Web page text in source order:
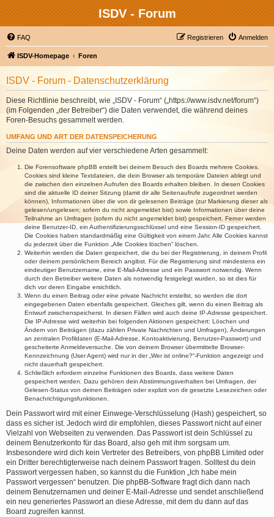
ISDV - Forum
FAQ Anmelden
Registrieren
ISDV-Homepage Foren
ISDV - Forum - Datenschutzerklärung
Diese Richtlinie beschreibt, wie „ISDV - Forum“ („https://www.isdv.net/forum“)
(im Folgenden „der Betreiber“) die Daten verwendet, die während deines
Foren-Besuchs gesammelt werden.
UMFANG UND ART DER DATENSPEICHERUNG
Deine Daten werden auf vier verschiedene Arten gesammelt:
Die Forensoftware phpBB erstellt bei deinem Besuch des Boards mehrere Cookies.
Cookies sind kleine Textdateien, die dein Browser als temporäre Dateien ablegt und
die zwischen den einzelnen Aufrufen des Boards erhalten bleiben. In diesen Cookies
sind die aktuelle ID deiner Sitzung (damit dir alle Seitenaufrufe zugeordnet werden
können), Informationen über die von dir gelesenen Beiträge (zur Markierung dieser als
gelesen/ungelesen; sofern du nicht angemeldet bist) sowie Informationen über deine
Teilnahme an Umfragen (sofern du nicht angemeldet bist) gespeichert. Ferner werden
deine Benutzer-ID, ein Authentifizierungsschlüssel und eine Session-ID gespeichert.
Die Cookies haben standardmäßig eine Gültigkeit von einem Jahr. Alle Cookies kannst
du jederzeit über die Funktion „Alle Cookies löschen“ löschen.
Weiterhin werden die Daten gespeichert, die du bei der Registrierung, in deinem Profil
oder deinem persönlichem Bereich angibst. Für die Registrierung sind mindestens ein
eindeutiger Benutzername, eine E-Mail-Adresse und ein Passwort notwendig. Wenn
durch den Betreiber weitere Daten als notwendig festgelegt wurden, so ist dies für
dich vor deren Eingabe ersichtlich.
Wenn du einen Beitrag oder eine private Nachricht erstellst, so werden die dort
eingegebenen Daten ebenfalls gespeichert. Gleiches gilt, wenn du einen Beitrag als
Entwurf zwischenspeicherst. In diesen Fällen wird auch deine IP-Adresse gespeichert.
Die IP-Adresse wird weiterhin bei folgenden Aktionen gespeichert: Löschen und
Ändern von Beiträgen (dazu zählen Private Nachrichten und Umfragen), Änderungen
an zentralen Profildaten (E-Mail-Adresse, Kontoaktivierung, Benutzer-Passwort) und
gescheiterte Anmeldeversuche. Die von deinem Browser übermittelte Browser-
Kennzeichnung (User Agent) wird nur in der „Wer ist online?“-Funktion angezeigt und
nicht dauerhaft gespeichert.
Schließlich erfordern einzelne Funktionen des Boards, dass weitere Daten
gespeichert werden. Dazu gehören dein Abstimmungsverhalten bei Umfragen, der
Gelesen-Status von deinen Beiträgen oder explizit von dir gesetzte Lesezeichen oder
Benachrichtigungsfunktionen.
Dein Passwort wird mit einer Einwege-Verschlüsselung (Hash) gespeichert, so
dass es sicher ist. Jedoch wird dir empfohlen, dieses Passwort nicht auf einer
Vielzahl von Webseiten zu verwenden. Das Passwort ist dein Schlüssel zu
deinem Benutzerkonto für das Board, also geh mit ihm sorgsam um.
Insbesondere wird dich kein Vertreter des Betreibers, von phpBB Limited oder
ein Dritter berechtigterweise nach deinem Passwort fragen. Solltest du dein
Passwort vergessen haben, so kannst du die Funktion „Ich habe mein
Passwort vergessen“ benutzen. Die phpBB-Software fragt dich dann nach
deinem Benutzernamen und deiner E-Mail-Adresse und sendet anschließend
ein neu generiertes Passwort an diese Adresse, mit dem du dann auf das
Board zugreifen kannst.